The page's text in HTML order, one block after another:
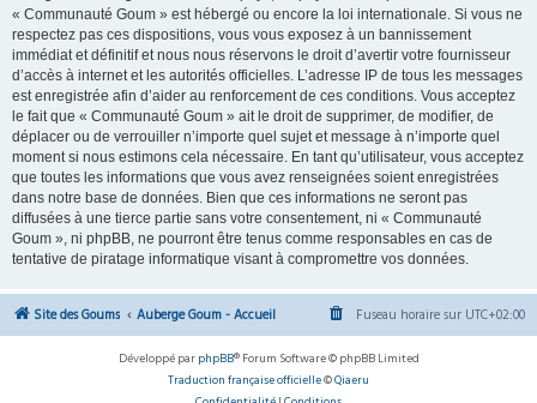
« Communauté Goum » est hébergé ou encore la loi internationale. Si vous ne
respectez pas ces dispositions, vous vous exposez à un bannissement
immédiat et définitif et nous nous réservons le droit d’avertir votre fournisseur
d’accès à internet et les autorités officielles. L’adresse IP de tous les messages
est enregistrée afin d’aider au renforcement de ces conditions. Vous acceptez
le fait que « Communauté Goum » ait le droit de supprimer, de modifier, de
déplacer ou de verrouiller n’importe quel sujet et message à n’importe quel
moment si nous estimons cela nécessaire. En tant qu’utilisateur, vous acceptez
que toutes les informations que vous avez renseignées soient enregistrées
dans notre base de données. Bien que ces informations ne seront pas
diffusées à une tierce partie sans votre consentement, ni « Communauté
Goum », ni phpBB, ne pourront être tenus comme responsables en cas de
tentative de piratage informatique visant à compromettre vos données.
Site des Goums Auberge Goum - Accueil Fuseau horaire sur UTC+02:00
Développé par phpBB® Forum Software © phpBB Limited
Traduction française officielle©Qiaeru